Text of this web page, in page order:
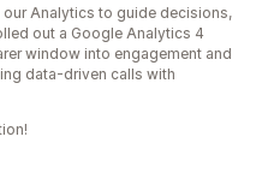
our Analytics to guide decisions,
out a Google Analytics 4
window into engagement and
data-driven calls with